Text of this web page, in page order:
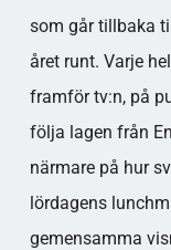
som går tillbaka
året runt. Varje
framför tv:n, på
följa lagen från
närmare på hur
lördagens
gemensamma